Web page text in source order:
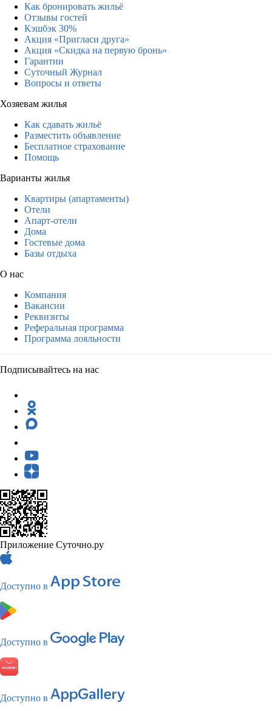
Как бронировать жильё
Отзывы гостей
Кэшбэк 30%
Акция «Пригласи друга»
Акция «Скидка на первую бронь»
Гарантии
Суточный Журнал
Вопросы и ответы
Хозяевам жилья
Как сдавать жильё
Разместить объявление
Бесплатное страхование
Помощь
Варианты жилья
Квартиры (апартаменты)
Отели
Апарт-отели
Дома
Гостевые дома
Базы отдыха
О нас
Компания
Вакансии
Реквизиты
Реферальная программа
Программа лояльности
Подписывайтесь на нас
Приложение Суточно.ру
Доступно в
Доступно в
Доступно в